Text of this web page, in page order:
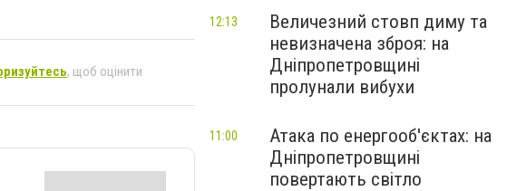
, щоб оцінити
Величезний стовп диму та
невизначена зброя: на
Дніпропетровщині
пролунали вибухи
12:13
Атака по енергооб'єктах: на
Дніпропетровщині
повертають світло
11:00